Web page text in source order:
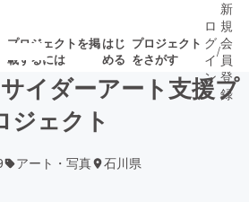
プロジェクトを掲
載するには
はじ
める
プロジェクト
をさがす
ト
募集終了が近いプ
ロジェクト
ロ
グ
イ
ン
/
新
規
会
員
登
録
イダーアート支援プ
ジェクト
アート・写真 石川県